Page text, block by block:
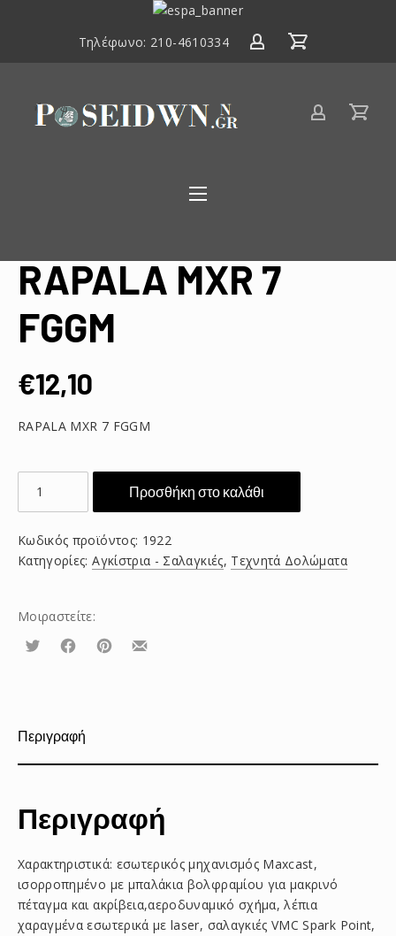
ΕΣΠΑ
2020
Τηλέφωνο: 210-4610334
Είδη
RAPALA MXR 7
FGGM
€12,10
RAPALA MXR 7 FGGM
FGGM
ποσότητα
Προσθήκη στο καλάθι
Κωδικός προϊόντος: 1922
Κατηγορίες:Αγκίστρια - Σαλαγκιές, Τεχνητά Δολώματα
Μοιραστείτε:
Τουίτα ΜοιραστείτεΜοιραστείτεΜοιραστείτε
Περιγραφή
Περιγραφή
Χαρακτηριστικά: εσωτερικός μηχανισμός Μaxcast,
ισορροπημένο με μπαλάκια βολφραμίου για μακρινό
πέταγμα και ακρίβεια,αεροδυναμικό σχήμα, λέπια
χαραγμένα εσωτερικά με laser, σαλαγκιές VMC Spark Point,